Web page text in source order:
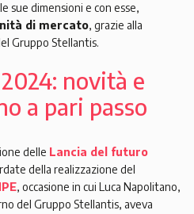
sue dimensioni e con esse,
di mercato, grazie alla
Gruppo Stellantis.
novità e
a pari passo
delle Lancia del futuro
della realizzazione del
, occasione in cui Luca Napolitano,
del Gruppo Stellantis, aveva